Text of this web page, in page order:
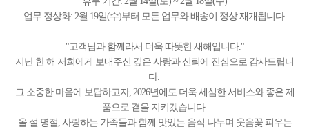
업무 정상화: 2월 19일(수)부터 모든 업무와 배송이 정상 재개됩니다.
"고객님과 함께라서 더욱 따뜻한 새해입니다."
지난 한 해 저희에게 보내주신 깊은 사랑과 신뢰에 진심으로 감사드립니
다.
그 소중한 마음에 보답하고자, 2026년에도 더욱 세심한 서비스와 좋은 제
품으로 곁을 지키겠습니다.
올 설 명절, 사랑하는 가족들과 함께 맛있는 음식 나누며 웃음꽃 피우는